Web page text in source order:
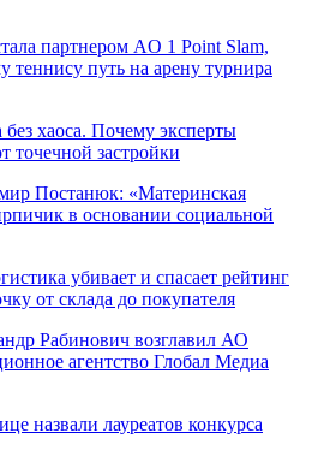
партнером AO 1 Point Slam,
теннису путь на арену турнира
без хаоса. Почему эксперты
точечной застройки
Постанюк: «Материнская
в основании социальной
убивает и спасает рейтинг
от склада до покупателя
Рабинович возглавил АО
агентство Глобал Медиа
назвали лауреатов конкурса